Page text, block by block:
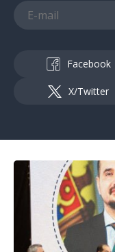
Facebook
X/Twitter